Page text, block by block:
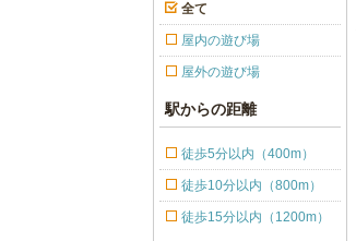
全て
屋内の遊び場
屋外の遊び場
駅からの距離
徒歩5分以内（400m）
徒歩10分以内（800m）
徒歩15分以内（1200m）